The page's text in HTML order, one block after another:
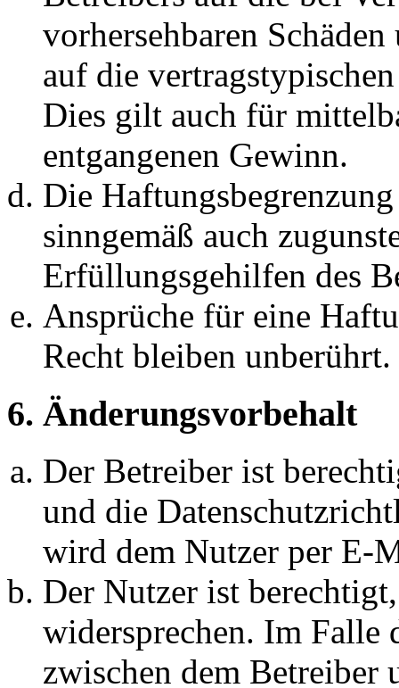
vorhersehbaren
auf die
Dies gilt auch für
entgangenen Gewinn.
Die
sinngemäß auch
Erfüllungsgehilfen des
Ansprüche für eine
Recht bleiben unberührt.
6. Änderungsvorbehalt
Der Betreiber ist
und die
wird dem Nutzer per E-
Der Nutzer ist
widersprechen. Im Falle
zwischen dem Betreiber